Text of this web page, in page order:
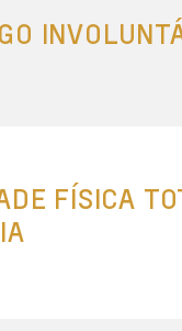
FÍSICA